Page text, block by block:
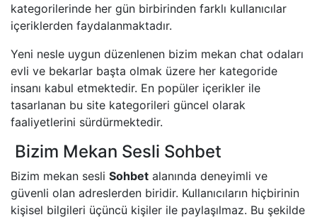
kategorilerinde her gün birbirinden farklı kullanıcılar
içeriklerden faydalanmaktadır.
Yeni nesle uygun düzenlenen bizim mekan chat odaları
evli ve bekarlar başta olmak üzere her kategoride
insanı kabul etmektedir. En popüler içerikler ile
tasarlanan bu site kategorileri güncel olarak
faaliyetlerini sürdürmektedir.
Bizim Mekan Sesli Sohbet
Bizim mekan sesli Sohbet alanında deneyimli ve
güvenli olan adreslerden biridir. Kullanıcıların hiçbirinin
kişisel bilgileri üçüncü kişiler ile paylaşılmaz. Bu şekilde